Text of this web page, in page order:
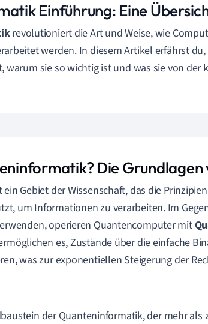
Einführung: Eine
revolutioniert die Art und Weise, wie
werden. In diesem Artikel erfährst du,
warum sie so wichtig ist und was sie von der
Die Grundlagen
Gebiet der Wissenschaft, das die
um Informationen zu verarbeiten. Im
operieren Quantencomputer mit
es, Zustände über die einfache
was zur exponentiellen Steigerung der
der Quanteninformatik, der mehr als